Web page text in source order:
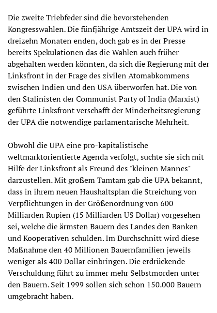
Die zweite Triebfeder sind die bevorstehenden
Kongresswahlen. Die fünfjährige Amtszeit der UPA wird in
dreizehn Monaten enden, doch gab es in der Presse
bereits Spekulationen das die Wahlen auch früher
abgehalten werden könnten, da sich die Regierung mit der
Linksfront in der Frage des zivilen Atomabkommens
zwischen Indien und den USA überworfen hat. Die von
den Stalinisten der Communist Party of India (Marxist)
geführte Linksfront verschafft der Minderheitsregierung
der UPA die notwendige parlamentarische Mehrheit.
Obwohl die UPA eine pro-kapitalistische
weltmarktorientierte Agenda verfolgt, suchte sie sich mit
Hilfe der Linksfront als Freund des "kleinen Mannes"
darzustellen. Mit großem Tamtam gab die UPA bekannt,
dass in ihrem neuen Haushaltsplan die Streichung von
Verpflichtungen in der Größenordnung von 600
Milliarden Rupien (15 Milliarden US Dollar) vorgesehen
sei, welche die ärmsten Bauern des Landes den Banken
und Kooperativen schulden. Im Durchschnitt wird diese
Maßnahme den 40 Millionen Bauernfamilien jeweils
weniger als 400 Dollar einbringen. Die erdrückende
Verschuldung führt zu immer mehr Selbstmorden unter
den Bauern. Seit 1999 sollen sich schon 150.000 Bauern
umgebracht haben.